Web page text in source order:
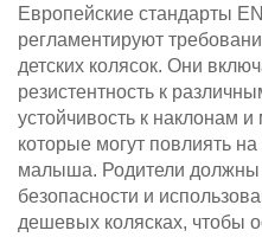
Европейские стандарты
регламентируют
детских колясок. Они
резистентность к
устойчивость к наклонам
которые могут повлиять
малыша. Родители должны
безопасности и
дешевых колясках, чтобы